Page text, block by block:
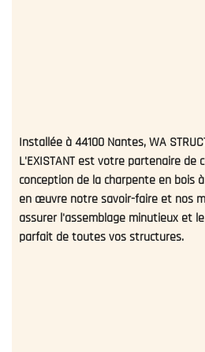
Installée à 44100 Nantes, WA
L'EXISTANT est votre partenaire de
conception de la charpente en bois
en œuvre notre savoir-faire et nos
assurer l'assemblage minutieux et
parfait de toutes vos structures.